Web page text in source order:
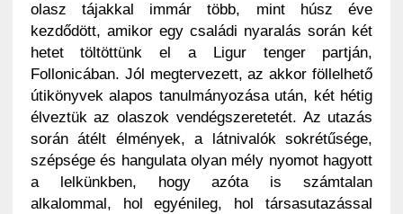
olasz tájakkal immár több, mint húsz éve
kezdődött, amikor egy családi nyaralás során két
hetet töltöttünk el a Ligur tenger partján,
Follonicában. Jól megtervezett, az akkor föllelhető
útikönyvek alapos tanulmányozása után, két hétig
élveztük az olaszok vendégszeretetét. Az utazás
során átélt élmények, a látnivalók sokrétűsége,
szépsége és hangulata olyan mély nyomot hagyott
a lelkünkben, hogy azóta is számtalan
alkalommal, hol egyénileg, hol társasutazással